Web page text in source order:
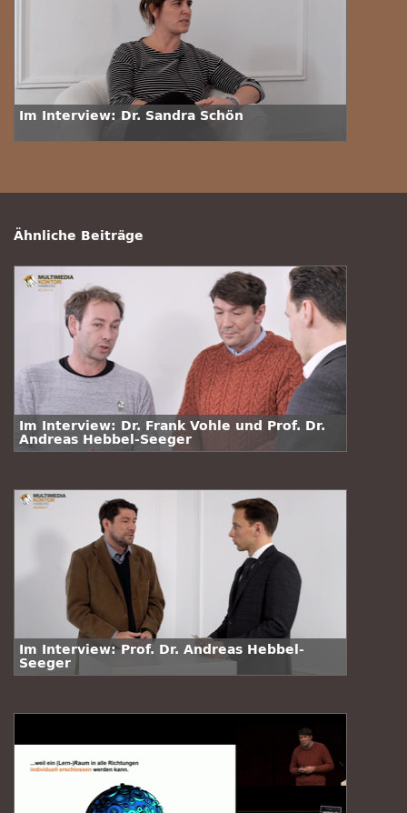
Im Interview: Dr. Sandra Schön
Ähnliche Beiträge
Im Interview: Dr. Frank Vohle und Prof. Dr.
Andreas Hebbel-Seeger
Im Interview: Prof. Dr. Andreas Hebbel-
Seeger